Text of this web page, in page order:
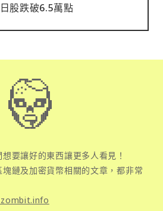
股跌破6.5萬點
要讓好的東西讓更多人看見！
鏈及加密貨幣相關的文章，都非常